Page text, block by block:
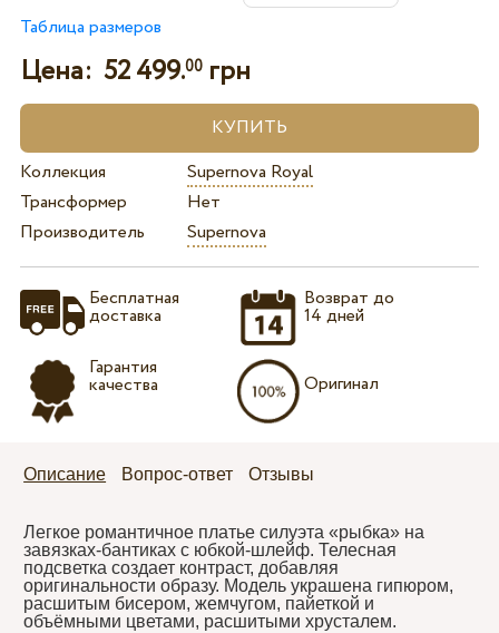
Таблица размеров
Цена: 52 499.00грн
Коллекция
Supernova Royal
Трансформер
Нет
Производитель
Supernova
Бесплатная
доставка
Гарантия
качества
Возврат до
14 дней
Оригинал
Описание Вопрос-ответ Отзывы
Легкое романтичное платье силуэта «рыбка» на
завязках-бантиках с юбкой-шлейф. Телесная
подсветка создает контраст, добавляя
оригинальности образу. Модель украшена гипюром,
расшитым бисером, жемчугом, пайеткой и
объёмными цветами, расшитыми хрусталем.